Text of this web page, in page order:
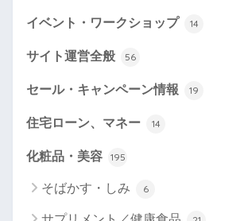
イベント・ワークショップ 14
サイト運営全般 56
セール・キャンペーン情報 19
住宅ローン、マネー 14
化粧品・美容 195
そばかす・しみ 6